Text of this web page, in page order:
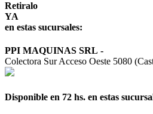
Retiralo
YA
en estas sucursales:
PPI MAQUINAS SRL -
Colectora Sur Acceso Oeste 5080
Disponible en 72 hs. en estas